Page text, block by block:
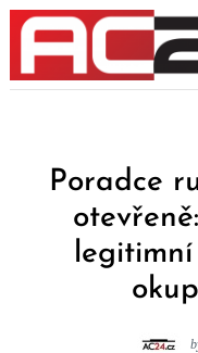
Skip
content
Poradce